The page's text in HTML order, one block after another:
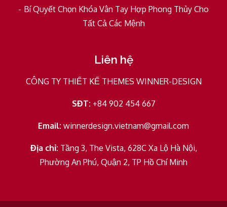
Bí Quyết Chọn Khóa Vân Tay Hợp Phong Thủy Cho
Tất Cả Các Mệnh
Liên hệ
CÔNG TY THIẾT KẾ THEMES WINNER-DESIGN
SĐT: +84 902 454 667
Email: winnerdesign.vietnam@gmail.com
Địa chỉ: Tầng 3, The Vista, 628C Xa Lộ Hà Nội,
Phường An Phú, Quận 2, TP Hồ Chí Minh